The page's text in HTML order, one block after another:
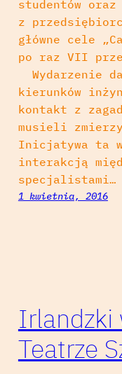
studentów
z
główne cele
po raz VII
Wydarzenie
kierunków
kontakt z
musieli
Inicjatywa ta
interakcją
specjalistami…
1 kwietnia, 2016
Irlandzki
Teatrze